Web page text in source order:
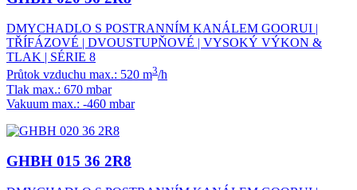
DMYCHADLO S POSTRANNÍM KANÁLEM GOORUI |
TŘÍFÁZOVÉ | DVOUSTUPŇOVÉ | VYSOKÝ VÝKON &
TLAK | SÉRIE 8
Průtok vzduchu max.: 520 m3/h
Tlak max.: 670 mbar
Vakuum max.: -460 mbar
GHBH 015 36 2R8